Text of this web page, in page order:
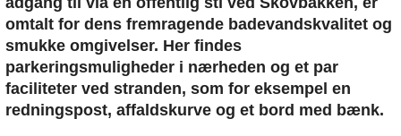
omtalt for dens fremragende badevandskvalitet og
smukke omgivelser. Her findes
parkeringsmuligheder i nærheden og et par
faciliteter ved stranden, som for eksempel en
redningspost, affaldskurve og et bord med bænk.